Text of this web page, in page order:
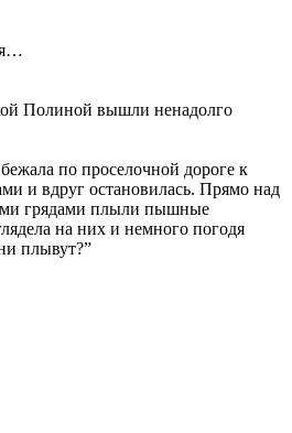
Полиной вышли ненадолго
по проселочной дороге к
и вдруг остановилась. Прямо над
грядами плыли пышные
на них и немного погодя
плывут?”